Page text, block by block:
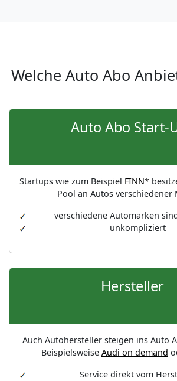
Welche Auto Abo
Auto Abo Start-
Startups wie zum Beispiel FINN*
Pool an Autos verschiedener
verschiedene Automarken
unkompliziert
Hersteller
Auch Autohersteller steigen ins Auto
Beispielsweise Audi on demand
Service direkt vom